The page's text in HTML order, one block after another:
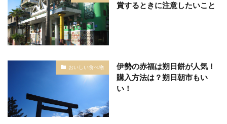
賞するときに注意したいこと
おいしい食べ物
伊勢の赤福は朔日餅が人気！
購入方法は？朔日朝市もい
い！